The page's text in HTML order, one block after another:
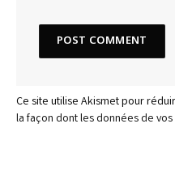
Ce site utilise Akismet pour
la façon dont les données de